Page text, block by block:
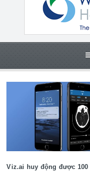
Viz.ai huy động được